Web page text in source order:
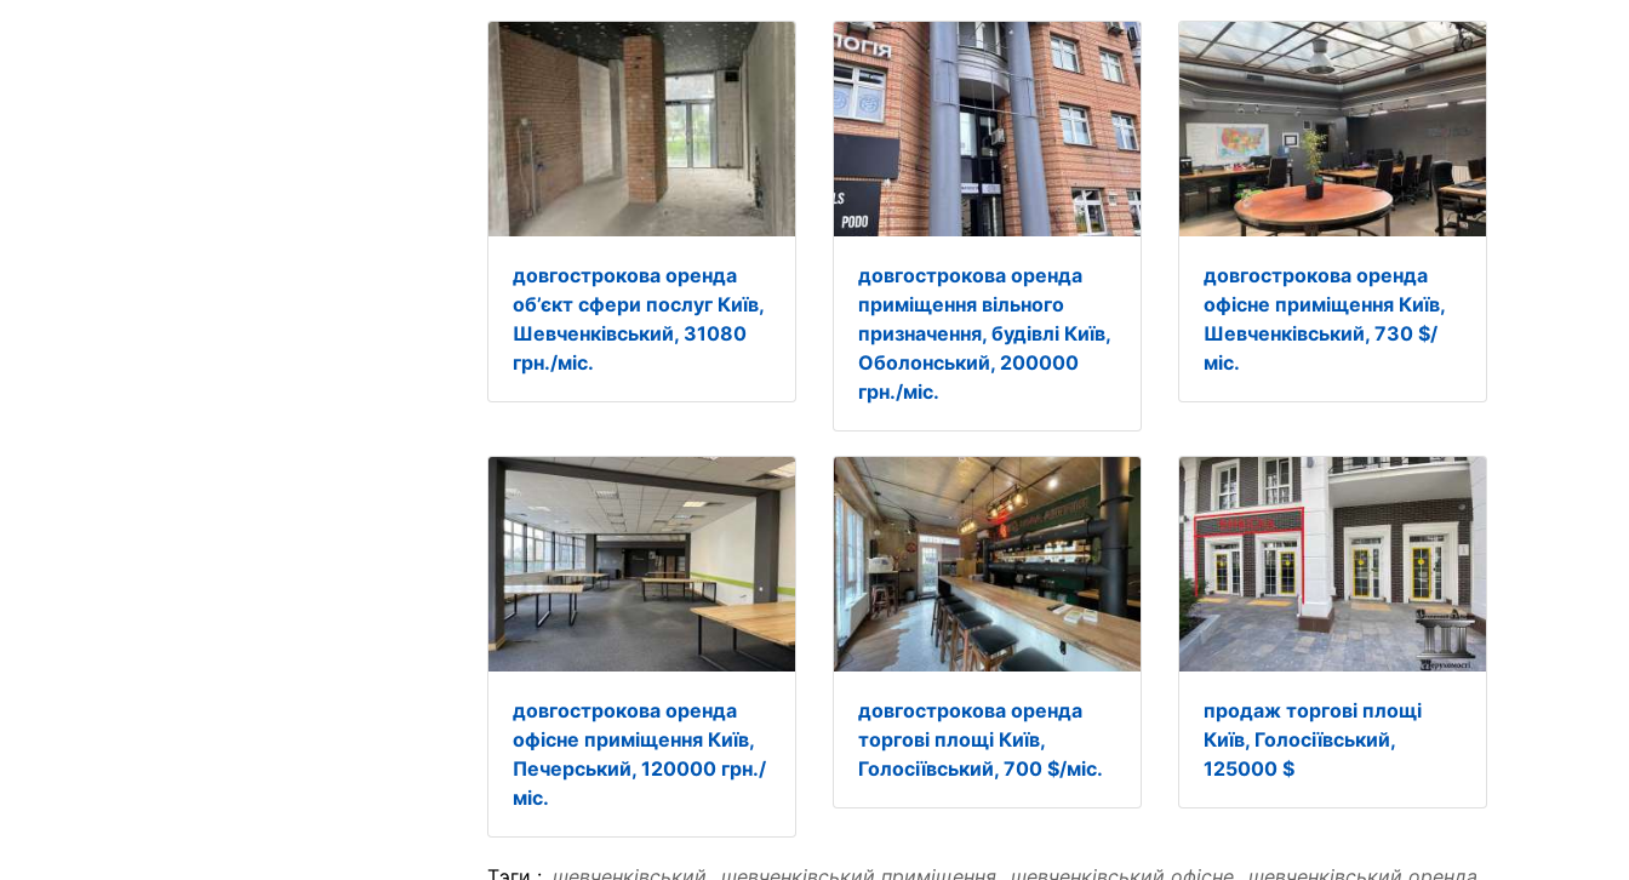
довгострокова оренда
об’єкт сфери послуг Київ,
Шевченківський, 31080
грн./міс.
довгострокова оренда
приміщення вільного
призначення, будівлі Київ,
Оболонський, 200000
грн./міс.
довгострокова оренда
офісне приміщення Київ,
Шевченківський, 730 $/
міс.
довгострокова оренда
офісне приміщення Київ,
Печерський, 120000 грн./
міс.
довгострокова оренда
торгові площі Київ,
Голосіївський, 700 $/міс.
продаж торгові площі
Київ, Голосіївський,
125000 $